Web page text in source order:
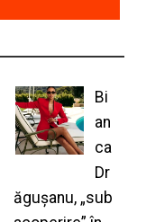
Bi
an
ca
Dr
ăgușanu, „sub